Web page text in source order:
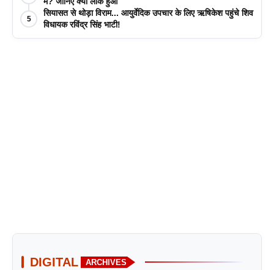
5
सियासत से थोड़ा विराम... आयुर्वेदिक उपचार के लिए ऋषिकेश पहुंचे शिव
विधायक रविंद्र सिंह भाटी!
DIGITAL ARCHIVES